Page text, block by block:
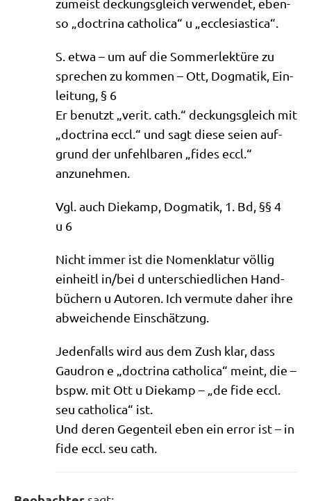
zumeist deckungs­gleich ver­wen­det, eben­
so „doc­tri­na catho­li­ca“ u „eccle­sia­sti­ca“.
S. etwa – um auf die Som­mer­lek­tü­re zu
spre­chen zu kom­men – Ott, Dog­ma­tik, Ein­
lei­tung, § 6
Er benutzt „verit. cath.“ deckungs­gleich mit
„doc­tri­na eccl.“ und sagt die­se sei­en auf­
grund der unfehl­ba­ren „fides eccl.“
anzunehmen.
Vgl. auch Die­kamp, Dog­ma­tik, 1. Bd, §§ 4
u 6
Nicht immer ist die Nomen­kla­tur völ­lig
ein­heitl in/​bei d unter­schied­li­chen Hand­
bü­chern u Autoren. Ich ver­mu­te daher ihre
abwei­chen­de Einschätzung.
Jeden­falls wird aus dem Zush klar, dass
Gau­dron e „doc­tri­na catho­li­ca“ meint, die –
bspw. mit Ott u Die­kamp – „de fide eccl.
seu catho­li­ca“ ist.
Und deren Gegen­teil eben ein error ist – in
fide eccl. seu cath.